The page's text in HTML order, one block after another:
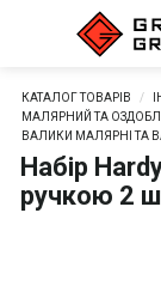
КАТАЛОГ ТОВАРІВ
МАЛЯРНИЙ ТА
ВАЛИКИ МАЛЯРНІ ТА
Набір
ручкою 2